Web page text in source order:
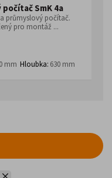
SmK 4a
průmyslový počítač.
pro montáž ...
mm Hloubka: 630 mm